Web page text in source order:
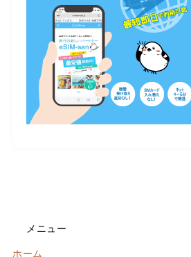
メニュー
ホーム